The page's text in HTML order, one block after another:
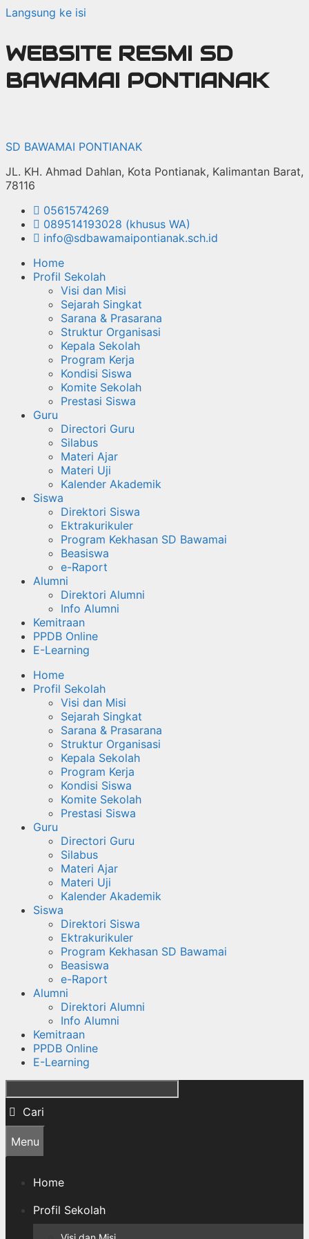
Langsung ke isi
WEBSITE RESMI SD
BAWAMAI PONTIANAK
SD BAWAMAI PONTIANAK
JL. KH. Ahmad Dahlan, Kota Pontianak, Kalimantan Barat,
78116
0561574269
089514193028 (khusus WA)
info@sdbawamaipontianak.sch.id
Home
Profil Sekolah
Visi dan Misi
Sejarah Singkat
Sarana & Prasarana
Struktur Organisasi
Kepala Sekolah
Program Kerja
Kondisi Siswa
Komite Sekolah
Prestasi Siswa
Guru
Directori Guru
Silabus
Materi Ajar
Materi Uji
Kalender Akademik
Siswa
Direktori Siswa
Ektrakurikuler
Program Kekhasan SD Bawamai
Beasiswa
e-Raport
Alumni
Direktori Alumni
Info Alumni
Kemitraan
PPDB Online
E-Learning
Home
Profil Sekolah
Visi dan Misi
Sejarah Singkat
Sarana & Prasarana
Struktur Organisasi
Kepala Sekolah
Program Kerja
Kondisi Siswa
Komite Sekolah
Prestasi Siswa
Guru
Directori Guru
Silabus
Materi Ajar
Materi Uji
Kalender Akademik
Siswa
Direktori Siswa
Ektrakurikuler
Program Kekhasan SD Bawamai
Beasiswa
e-Raport
Alumni
Direktori Alumni
Info Alumni
Kemitraan
PPDB Online
E-Learning
Cari
Menu
Home
Profil Sekolah